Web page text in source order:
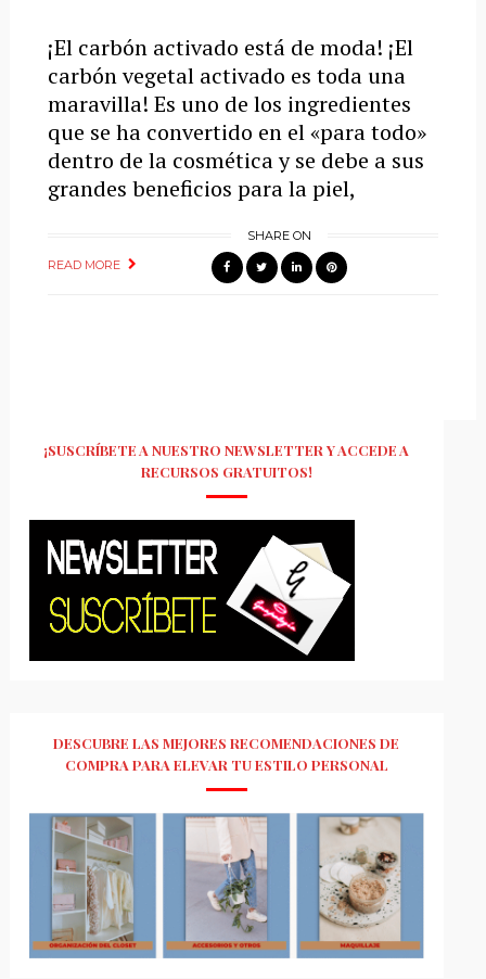
¡El carbón activado está de moda! ¡El
carbón vegetal activado es toda una
maravilla! Es uno de los ingredientes
que se ha convertido en el «para todo»
dentro de la cosmética y se debe a sus
grandes beneficios para la piel,
READ MORE
SHARE ON
¡SUSCRÍBETE A NUESTRO NEWSLETTER Y ACCEDE A
RECURSOS GRATUITOS!
DESCUBRE LAS MEJORES RECOMENDACIONES DE
COMPRA PARA ELEVAR TU ESTILO PERSONAL